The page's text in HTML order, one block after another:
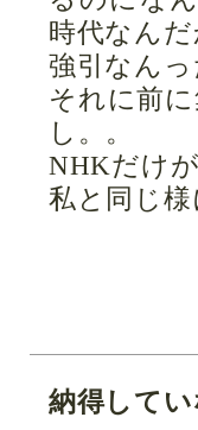
時代なん
強引なんっ
それに前
し。。
NHKだけ
私と同じ
納得して